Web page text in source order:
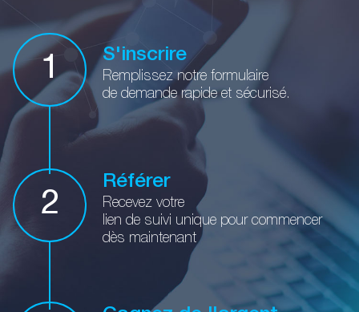
1 S'inscrire
Remplissez notre formulaire
de demande rapide et sécurisé.
2
Référer
Recevez votre
lien de suivi unique pour commencer
dès maintenant